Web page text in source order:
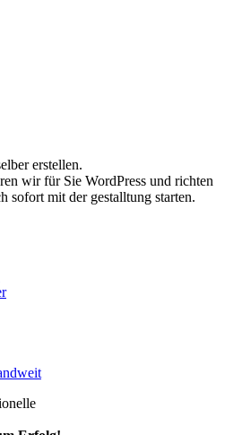
erstellen.
wir für Sie WordPress und richten
sofort mit der gestalltung starten.